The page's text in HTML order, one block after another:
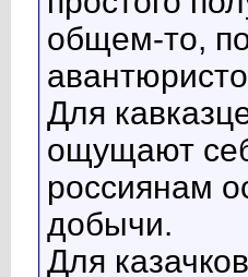
общем-то,
Для
ощущают
россиянам
добычи.
Для